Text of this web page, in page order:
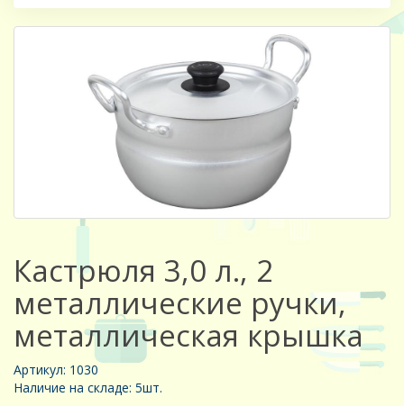
Кастрюля 3,0 л., 2
металлические ручки,
металлическая крышка
Артикул: 1030
Наличие на складе: 5шт.